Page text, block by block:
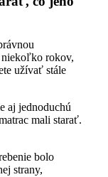
niekoľko rokov,
užívať stále
aj jednoduchú
mali starať.
bolo
strany,